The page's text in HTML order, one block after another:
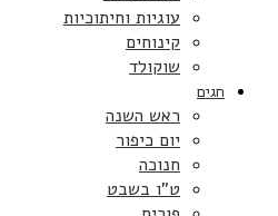
עוגיות וחיתוכיות
קינוחים
שוקולד
חגים
ראש השנה
יום כיפור
חנוכה
ט”ו בשבט